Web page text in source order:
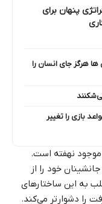
پنهان برای
هرگز جای انسان را
بازی را تغییر
نهفته است.
خود را از
به این ساختارهای
را دشوارتر می‌کند.